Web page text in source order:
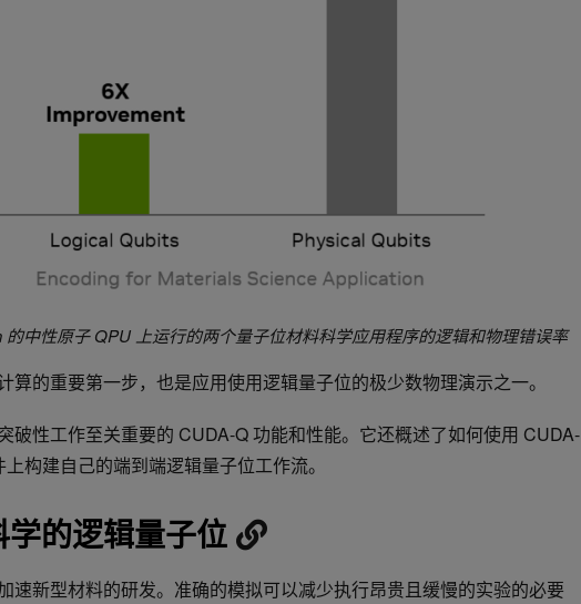
的中性原子 QPU 上运行的两个量子位材料科学应用程序的逻辑和物理错误率
算的重要第一步，也是应用使用逻辑量子位的极少数物理演示之一。
破性工作至关重要的 CUDA-Q 功能和性能。它还概述了如何使用 CUDA-
构建自己的端到端逻辑量子位工作流。
的逻辑量子位
速新型材料的研发。准确的模拟可以减少执行昂贵且缓慢的实验的必要